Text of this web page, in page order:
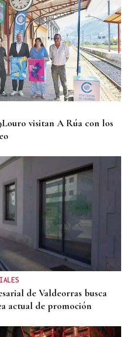
visitan A Rúa con los
de Valdeorras busca
actual de promoción